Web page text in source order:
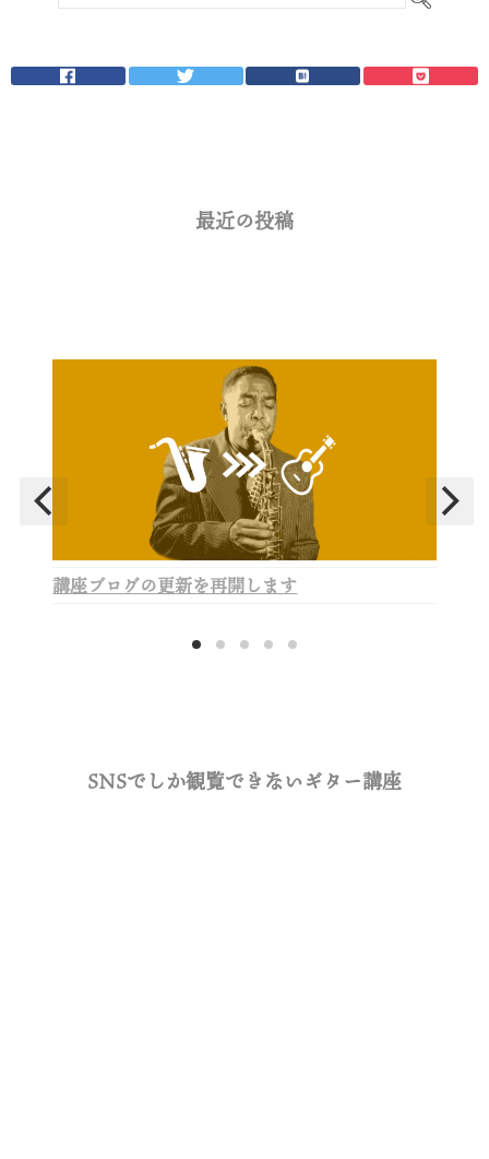
最近の投稿
講座ブログの更新を再開します
SNSでしか観覧できないギター講座